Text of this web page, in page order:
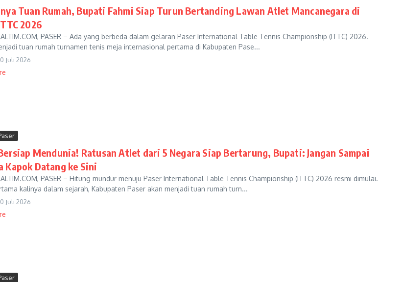
Tuan Rumah, Bupati Fahmi Siap Turun Bertanding Lawan Atlet Mancanegara di
2026
PASER – Ada yang berbeda dalam gelaran Paser International Table Tennis Championship (ITTC) 2026.
tuan rumah turnamen tenis meja internasional pertama di Kabupaten Pase...
Juli 2026
Mendunia! Ratusan Atlet dari 5 Negara Siap Bertarung, Bupati: Jangan Sampai
Kapok Datang ke Sini
PASER – Hitung mundur menuju Paser International Table Tennis Championship (ITTC) 2026 resmi dimulai.
kalinya dalam sejarah, Kabupaten Paser akan menjadi tuan rumah turn...
Juli 2026